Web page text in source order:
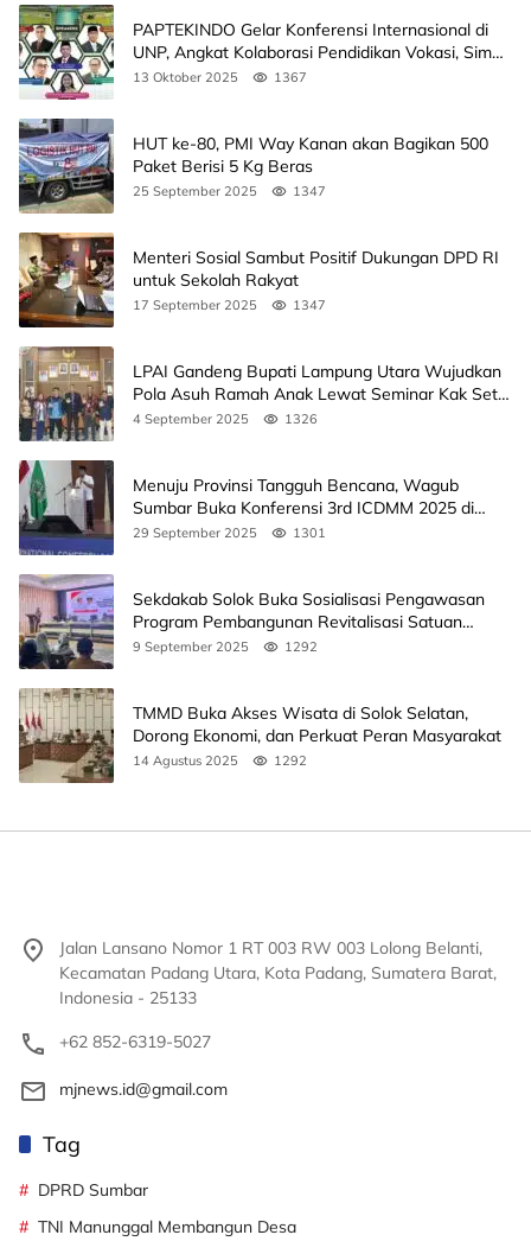
PAPTEKINDO Gelar Konferensi Internasional di
UNP, Angkat Kolaborasi Pendidikan Vokasi, Simak
Agendanya
13 Oktober 2025 1367
HUT ke-80, PMI Way Kanan akan Bagikan 500
Paket Berisi 5 Kg Beras
25 September 2025 1347
Menteri Sosial Sambut Positif Dukungan DPD RI
untuk Sekolah Rakyat
17 September 2025 1347
LPAI Gandeng Bupati Lampung Utara Wujudkan
Pola Asuh Ramah Anak Lewat Seminar Kak Seto,
Ini Jadwalnya
4 September 2025 1326
Menuju Provinsi Tangguh Bencana, Wagub
Sumbar Buka Konferensi 3rd ICDMM 2025 di
Unand
29 September 2025 1301
Sekdakab Solok Buka Sosialisasi Pengawasan
Program Pembangunan Revitalisasi Satuan
Pendidikan
9 September 2025 1292
TMMD Buka Akses Wisata di Solok Selatan,
Dorong Ekonomi, dan Perkuat Peran Masyarakat
14 Agustus 2025 1292
Jalan Lansano Nomor 1 RT 003 RW 003 Lolong Belanti,
Kecamatan Padang Utara, Kota Padang, Sumatera Barat,
Indonesia - 25133
+62 852-6319-5027
mjnews.id@gmail.com
Tag
DPRD Sumbar
TNI Manunggal Membangun Desa